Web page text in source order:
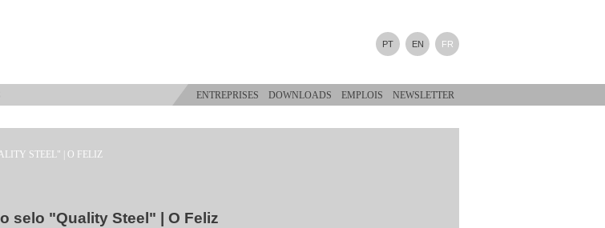
PT EN FR
ENTREPRISES DOWNLOADS EMPLOIS NEWSLETTER
STEEL" | O FELIZ
selo "Quality Steel" | O Feliz